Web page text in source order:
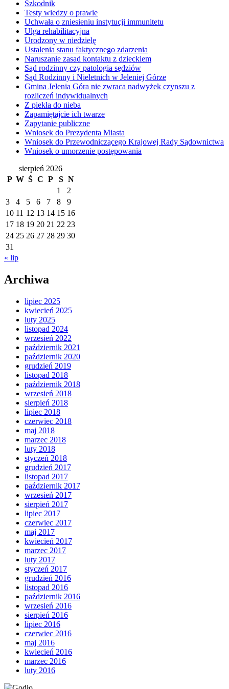
Szkodnik
Testy wiedzy o prawie
Uchwała o zniesieniu instytucji immunitetu
Ulga rehabilitacyjna
Urodzony w niedzielę
Ustalenia stanu faktycznego zdarzenia
Naruszanie zasad kontaktu z dzieckiem
Sąd rodzinny czy patologia sędziów
Sąd Rodzinny i Nieletnich w Jeleniej Górze
Gmina Jelenia Góra nie zwraca nadwyżek czynszu z
rozliczeń indywidualnych
Z piekła do nieba
Zapamiętajcie ich twarze
Zapytanie publiczne
Wniosek do Prezydenta Miasta
Wniosek do Przewodniczącego Krajowej Rady Sądownictwa
Wniosek o umorzenie postępowania
sierpień 2026
P W Ś C P S N
1
2
3
4 5 6 7 8
9
10 11 12 13 14 15 16
17 18 19 20 21 22 23
24 25 26 27 28 29 30
31
« lip
Archiwa
lipiec 2025
kwiecień 2025
luty 2025
listopad 2024
wrzesień 2022
październik 2021
październik 2020
grudzień 2019
listopad 2018
październik 2018
wrzesień 2018
sierpień 2018
lipiec 2018
czerwiec 2018
maj 2018
marzec 2018
luty 2018
styczeń 2018
grudzień 2017
listopad 2017
październik 2017
wrzesień 2017
sierpień 2017
lipiec 2017
czerwiec 2017
maj 2017
kwiecień 2017
marzec 2017
luty 2017
styczeń 2017
grudzień 2016
listopad 2016
październik 2016
wrzesień 2016
sierpień 2016
lipiec 2016
czerwiec 2016
maj 2016
kwiecień 2016
marzec 2016
luty 2016